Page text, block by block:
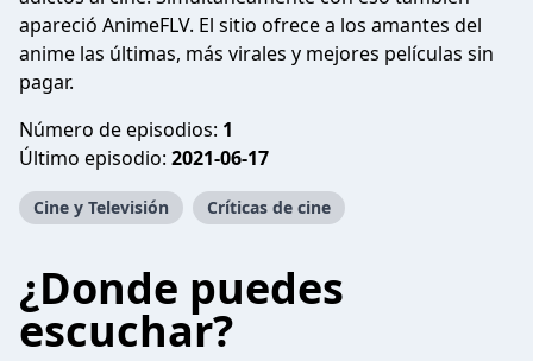
apareció AnimeFLV. El sitio ofrece a los amantes del
anime las últimas, más virales y mejores películas sin
pagar.
Número de episodios: 1
Último episodio: 2021-06-17
Cine y Televisión Críticas de cine
¿Donde puedes
escuchar?